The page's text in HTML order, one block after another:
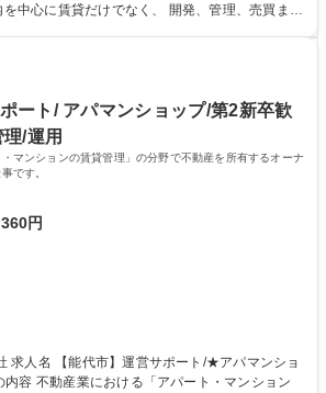
に指導しますのでご安心下さい。【サービス】
貸だけでなく、 開発、管理、売買まで
魅力】創業当初から、街づくり貢献のため、ノ
とした地域のスポーツチームのスポンサーや寄
場に根付いた企業として、これからも地域の役に
建物取引士 第一種運転免許普通自動車
ート/ アパマンショップ/第2新卒歓
/運用
マンションの賃貸管理」の分野で不動産を所有するオーナ
です。
円
ョ